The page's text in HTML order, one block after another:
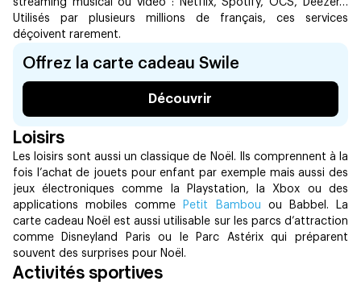
Utilisés par plusieurs millions de français, ces services
déçoivent rarement.
Offrez la carte cadeau Swile
Découvrir
Loisirs
Les loisirs sont aussi un classique de Noël. Ils comprennent à la
fois l’achat de jouets pour enfant par exemple mais aussi des
jeux électroniques comme la Playstation, la Xbox ou des
applications mobiles comme
Petit Bambou ou Babbel. La
carte cadeau Noël est aussi utilisable sur les parcs d’attraction
comme Disneyland Paris ou le Parc Astérix qui préparent
souvent des surprises pour Noël. ‍
Activités sportives